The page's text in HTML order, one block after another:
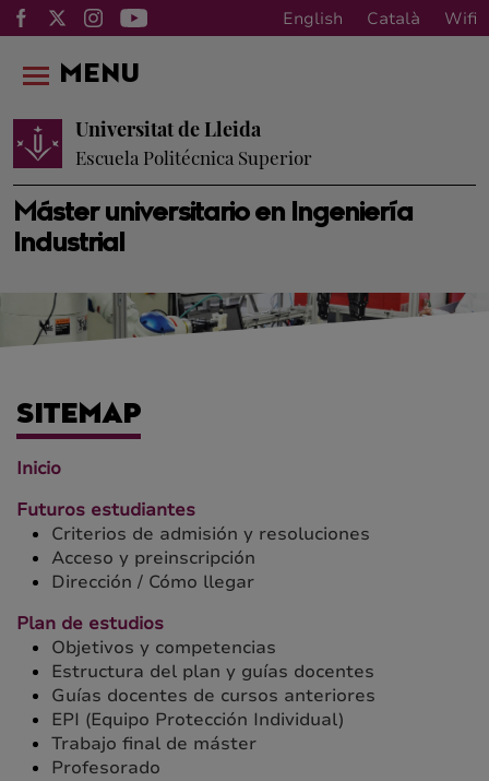
English Català Wifi
Máster universitario en Ingeniería
Industrial
Universitat de Lleida
Escuela Politécnica Superior
MENU
SITEMAP
Inicio
Futuros estudiantes
Criterios de admisión y resoluciones
Acceso y preinscripción
Dirección / Cómo llegar
Plan de estudios
Objetivos y competencias
Estructura del plan y guías docentes
Guías docentes de cursos anteriores
EPI (Equipo Protección Individual)
Trabajo final de máster
Profesorado